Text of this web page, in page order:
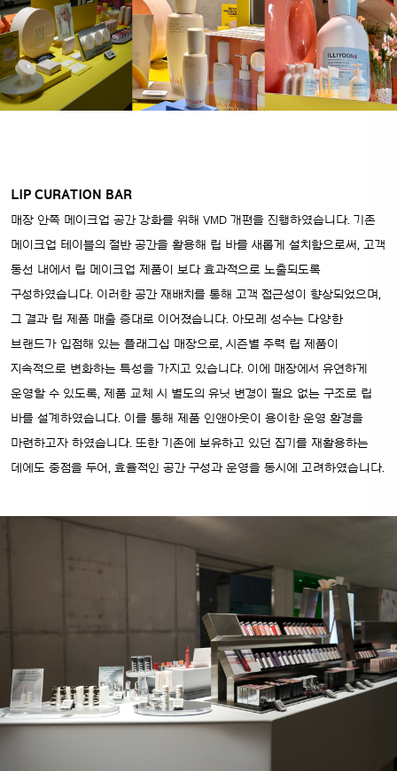
LIP CURATION BAR
매장 안쪽 메이크업 공간 강화를 위해 VMD 개편을 진행하였습니다. 기존
메이크업 테이블의 절반 공간을 활용해 립 바를 새롭게 설치함으로써, 고객
동선 내에서 립 메이크업 제품이 보다 효과적으로 노출되도록
구성하였습니다. 이러한 공간 재배치를 통해 고객 접근성이 향상되었으며,
그 결과 립 제품 매출 증대로 이어졌습니다. 아모레 성수는 다양한
브랜드가 입점해 있는 플래그십 매장으로, 시즌별 주력 립 제품이
지속적으로 변화하는 특성을 가지고 있습니다. 이에 매장에서 유연하게
운영할 수 있도록, 제품 교체 시 별도의 유닛 변경이 필요 없는 구조로 립
바를 설계하였습니다. 이를 통해 제품 인앤아웃이 용이한 운영 환경을
마련하고자 하였습니다. 또한 기존에 보유하고 있던 집기를 재활용하는
데에도 중점을 두어, 효율적인 공간 구성과 운영을 동시에 고려하였습니다.